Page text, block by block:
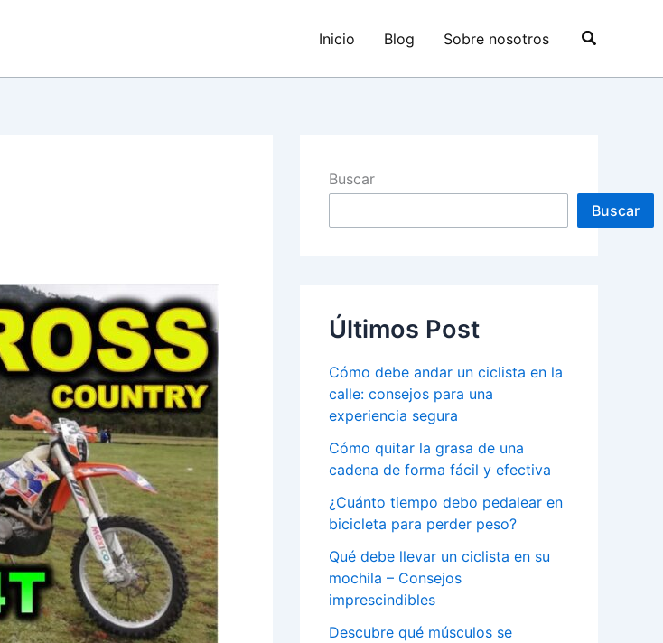
Inicio Blog Sobre nosotros Buscar
Buscar
Buscar
Últimos Post
Cómo debe andar un ciclista en la
calle: consejos para una
experiencia segura
Cómo quitar la grasa de una
cadena de forma fácil y efectiva
¿Cuánto tiempo debo pedalear en
bicicleta para perder peso?
Qué debe llevar un ciclista en su
mochila – Consejos
imprescindibles
Descubre qué músculos se